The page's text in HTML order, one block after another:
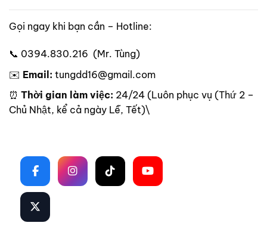
Gọi ngay khi bạn cần – Hotline:
📞 0394.830.216 (Mr. Tùng)
✉️ Email: tungdd16@gmail.com
⏰ Thời gian làm việc: 24/24 (Luôn phục vụ (Thứ 2 –
Chủ Nhật, kể cả ngày Lễ, Tết)\